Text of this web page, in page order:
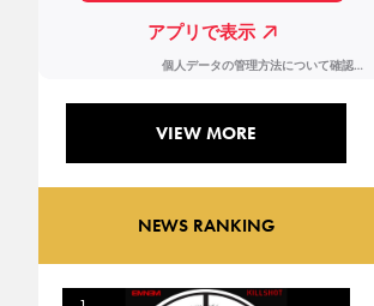
VIEW MORE
NEWS RANKING